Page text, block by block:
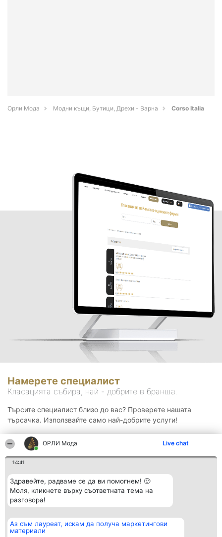
ОРЛИ Мода Live chat
14:41
Здравейте, радваме се да ви помогнем! 🙂
Моля, кликнете върху съответната тема на
разговора!
Аз съм лауреат, искам да получа маркетингови
материали
Орли Мода Модни къщи, Бутици, Дрехи - Варна Corso Italia
Намерете специалист
Класацията събира, най - добрите в бранша.
Търсите специалист близо до вас? Проверете нашата
търсачка. Използвайте само най-добрите услуги!
Организатор на
класиране
Класация Контакти